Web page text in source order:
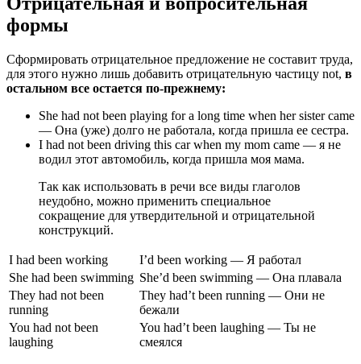
формы
Сформировать отрицательное предложение не составит труда,
для этого нужно лишь добавить отрицательную частицу not, в
остальном все остается по-прежнему:
She had not been playing for a long time when her sister came
— Она (уже) долго не работала, когда пришла ее сестра.
I had not been driving this car when my mom came — я не
водил этот автомобиль, когда пришла моя мама.
Так как использовать в речи все виды глаголов
неудобно, можно применить специальное
сокращение для утвердительной и отрицательной
конструкций.
I had been working
I’d been working — Я работал
She had been swimming She’d been swimming — Она плавала
They had not been
running
They had’t been running — Они не
бежали
You had not been
laughing
You had’t been laughing — Ты не
смеялся